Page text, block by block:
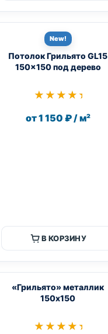
New!
Потолок Грильято GL15
150×150 под дерево
★★★★★
★★★★★
от 1 150 ₽ / м²
В КОРЗИНУ
«Грильято» металлик
150х150
★★★★★
★★★★★